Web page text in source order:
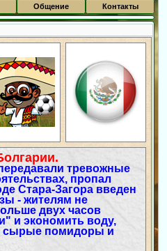
Общение Контакты
тревожные
пропал
Стара-Загора введен
- жителям не
двух часов
и экономить воду,
сырые помидоры и